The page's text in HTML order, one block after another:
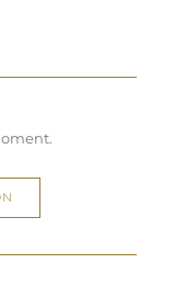
Pleaser est
ultra féminines
style ne
centimètres, la
à chacun